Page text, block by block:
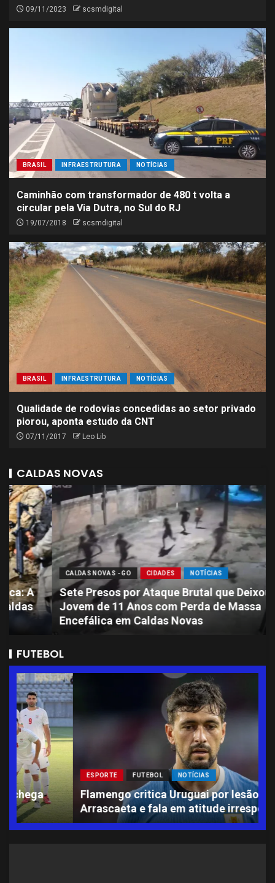
09/11/2023 scsmdigital
BRASIL INFRAESTRUTURA NOTÍCIAS
Caminhão com transformador de 480 t volta a
circular pela Via Dutra, no Sul do RJ
19/07/2018 scsmdigital
BRASIL INFRAESTRUTURA NOTÍCIAS
Qualidade de rodovias concedidas ao setor privado
piorou, aponta estudo da CNT
07/11/2017 Leo Lib
CALDAS NOVAS
CALDAS NOVAS - GO CIDADES NOTÍCIAS
Sete Presos por Ataque Brutal que Deixou
Jovem de 11 Anos com Perda de Massa
Encefálica em Caldas Novas
FUTEBOL
ESPORTE FUTEBOL NOTÍCIAS
Flamengo critica Uruguai por lesão de
Arrascaeta e fala em atitude irresponsável